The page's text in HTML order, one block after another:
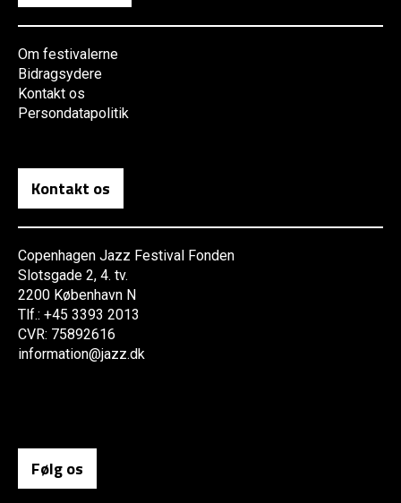
Om festivalerne
Bidragsydere
Kontakt os
Persondatapolitik
Kontakt os
Copenhagen Jazz Festival Fonden
Slotsgade 2, 4. tv.
2200 København N
Tlf.: +45 3393 2013
CVR: 75892616
information@jazz.dk
Følg os